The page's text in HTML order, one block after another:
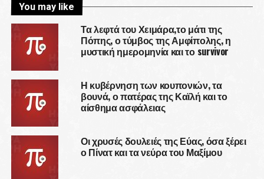
You may like
Τα λεφτά του Χειμάρα,το μάτι της
Πόπης, ο τύμβος της Αμφίπολης, η
μυστική ημερομηνία και το survivor
Η κυβέρνηση των κουπονιών, τα
βουνά, ο πατέρας της Καϊλή και το
αίσθημα ασφάλειας
Οι χρυσές δουλειές της Εύας, όσα ξέρει
ο Πίνατ και τα νεύρα του Μαξίμου